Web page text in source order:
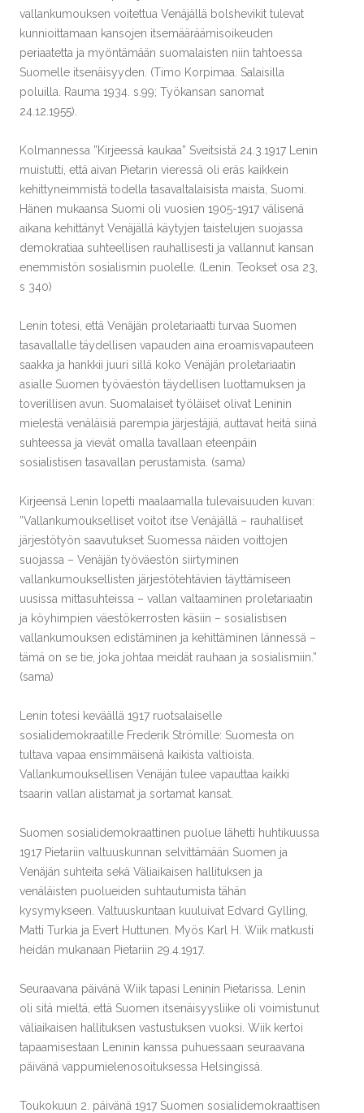
vallankumouksen voitettua Venäjällä bolshevikit tulevat
kunnioittamaan kansojen itsemääräämisoikeuden
periaatetta ja myöntämään suomalaisten niin tahtoessa
Suomelle itsenäisyyden. (Timo Korpimaa. Salaisilla
poluilla. Rauma 1934. s.99; Työkansan sanomat
24.12.1955).
Kolmannessa ”Kirjeessä kaukaa” Sveitsistä 24.3.1917 Lenin
muistutti, että aivan Pietarin vieressä oli eräs kaikkein
kehittyneimmistä todella tasavaltalaisista maista, Suomi.
Hänen mukaansa Suomi oli vuosien 1905-1917 välisenä
aikana kehittänyt Venäjällä käytyjen taistelujen suojassa
demokratiaa suhteellisen rauhallisesti ja vallannut kansan
enemmistön sosialismin puolelle. (Lenin. Teokset osa 23,
s 340)
Lenin totesi, että Venäjän proletariaatti turvaa Suomen
tasavallalle täydellisen vapauden aina eroamisvapauteen
saakka ja hankkii juuri sillä koko Venäjän proletariaatin
asialle Suomen työväestön täydellisen luottamuksen ja
toverillisen avun. Suomalaiset työläiset olivat Leninin
mielestä venäläisiä parempia järjestäjiä, auttavat heitä siinä
suhteessa ja vievät omalla tavallaan eteenpäin
sosialistisen tasavallan perustamista. (sama)
Kirjeensä Lenin lopetti maalaamalla tulevaisuuden kuvan:
”Vallankumoukselliset voitot itse Venäjällä – rauhalliset
järjestötyön saavutukset Suomessa näiden voittojen
suojassa – Venäjän työväestön siirtyminen
vallankumouksellisten järjestötehtävien täyttämiseen
uusissa mittasuhteissa – vallan valtaaminen proletariaatin
ja köyhimpien väestökerrosten käsiin – sosialistisen
vallankumouksen edistäminen ja kehittäminen lännessä –
tämä on se tie, joka johtaa meidät rauhaan ja sosialismiin.”
(sama)
Lenin totesi keväällä 1917 ruotsalaiselle
sosialidemokraatille Frederik Strömille: Suomesta on
tultava vapaa ensimmäisenä kaikista valtioista.
Vallankumouksellisen Venäjän tulee vapauttaa kaikki
tsaarin vallan alistamat ja sortamat kansat.
Suomen sosialidemokraattinen puolue lähetti huhtikuussa
1917 Pietariin valtuuskunnan selvittämään Suomen ja
Venäjän suhteita sekä Väliaikaisen hallituksen ja
venäläisten puolueiden suhtautumista tähän
kysymykseen. Valtuuskuntaan kuuluivat Edvard Gylling,
Matti Turkia ja Evert Huttunen. Myös Karl H. Wiik matkusti
heidän mukanaan Pietariin 29.4.1917.
Seuraavana päivänä Wiik tapasi Leninin Pietarissa. Lenin
oli sitä mieltä, että Suomen itsenäisyysliike oli voimistunut
väliaikaisen hallituksen vastustuksen vuoksi. Wiik kertoi
tapaamisestaan Leninin kanssa puhuessaan seuraavana
päivänä vappumielenosoituksessa Helsingissä.
Toukokuun 2. päivänä 1917 Suomen sosialidemokraattisen